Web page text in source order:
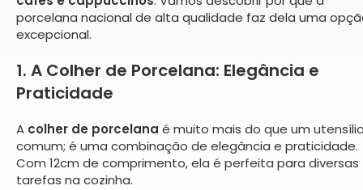
porcelana nacional de alta qualidade faz dela uma
excepcional.
1. A Colher de Porcelana: Elegância e
Praticidade
A colher de porcelana é muito mais do que um
comum; é uma combinação de elegância e praticidade.
Com 12cm de comprimento, ela é perfeita para diversas
tarefas na cozinha.